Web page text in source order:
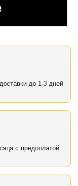
до 1-3 дней
с предоплатой